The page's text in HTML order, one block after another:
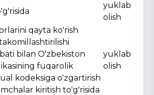
yuklab
olish
qayta ko'rish
bilan O'zbekiston
fuqarolik
kodeksiga o'zgartirish
kiritish to'g'risida
yuklab
olish